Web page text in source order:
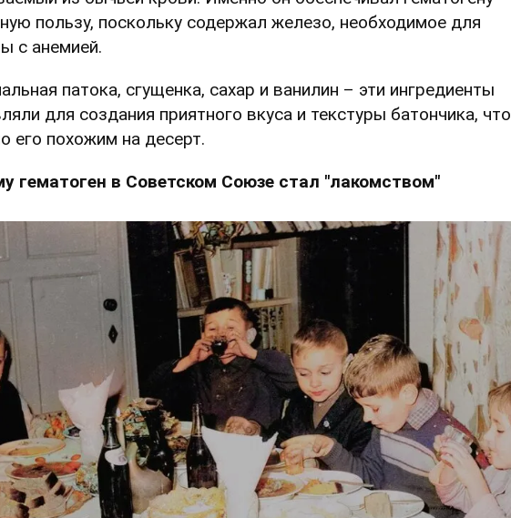
пользу, поскольку содержал железо, необходимое для
с анемией.
патока, сгущенка, сахар и ванилин – эти ингредиенты
для создания приятного вкуса и текстуры батончика, что
его похожим на десерт.
гематоген в Советском Союзе стал "лакомством"